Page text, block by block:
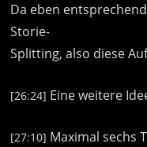
Da eben entsprechend
Storie-
Splitting, also diese
[26:24] Eine weitere
[27:10] Maximal sechs